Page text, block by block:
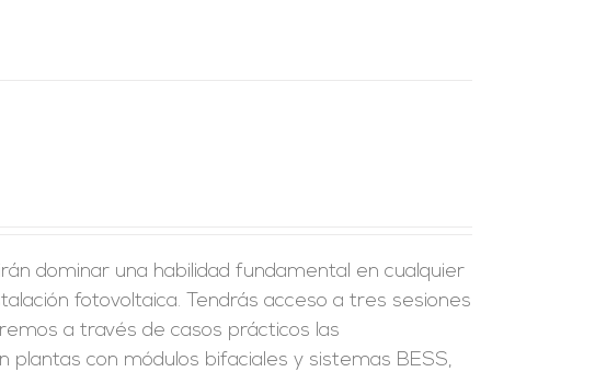
dominar una habilidad fundamental en cualquier
fotovoltaica. Tendrás acceso a tres sesiones
a través de casos prácticos las
con módulos bifaciales y sistemas BESS,